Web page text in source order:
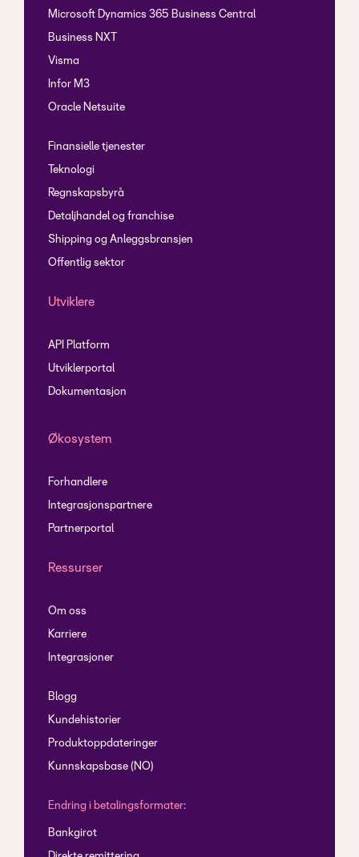
Microsoft Dynamics 365 Business Central
Business NXT
Visma
Infor M3
Oracle Netsuite
Finansielle tjenester
Teknologi
Regnskapsbyrå
Detaljhandel og franchise
Shipping og Anleggsbransjen
Offentlig sektor
Utviklere
API Platform
Utviklerportal
Dokumentasjon
Økosystem
Forhandlere
Integrasjonspartnere
Partnerportal
Ressurser
Om oss
Karriere
Integrasjoner
Blogg
Kundehistorier
Produktoppdateringer
Kunnskapsbase (NO)
Endring i betalingsformater:
Bankgirot